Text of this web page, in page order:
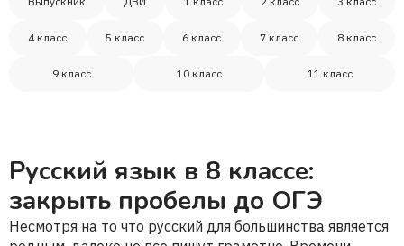
4 класс 5 класс 6 класс 7 класс 8 класс
9 класс 10 класс 11 класс
Русский язык в 8 классе:
закрыть пробелы до ОГЭ
Несмотря на то что русский для большинства является